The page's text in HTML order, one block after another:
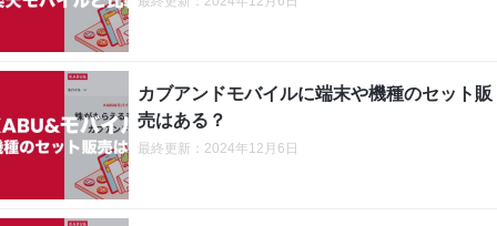
カブアンドモバイルに端末や機種のセット販
売はある？
最終更新：2024年12月6日